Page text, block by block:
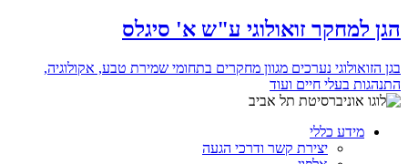
הגן למחקר זואולוגי ע"ש א' סיגלס
בגן הזואולוגי נערכים מגוון מחקרים בתחומי שמירת טבע, אקולוגיה,
התנהגות בעלי חיים ועוד
מידע כללי
יצירת קשר ודרכי הגעה